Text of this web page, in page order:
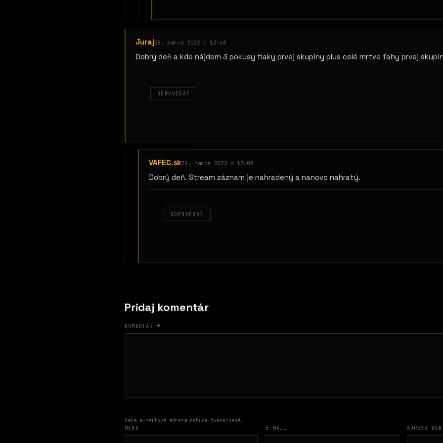
Juraj28. marca 2022 o 12:48
Dobrý deň a kde nájdem 3 pokusy tlaky prvej skupiny plus celé mrtve ťahy prvej
ODPOVEDAŤ
VAFEC.sk29. marca 2022 o 13:08
Dobrý deň. Stream záznam je nahradený a nanovo nahratý.
ODPOVEDAŤ
Pridaj komentár
KOMENTÁR *
Vaša e-mailová adresa nebude zverejnená.
MENO
E-MAIL ADRESA